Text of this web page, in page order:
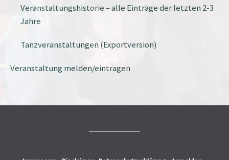
Veranstaltungshistorie – alle Einträge der letzten 2-3
Jahre
Tanzveranstaltungen (Exportversion)
Veranstaltung melden/eintragen